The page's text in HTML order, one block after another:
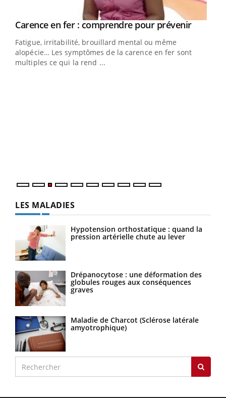
Youtube
Carence en fer : comprendre pour prévenirYoutube
Fatigue, irritabilité, brouillard mental ou même
alopécie… Les symptômes de la carence en fer sont
multiples ce qui la rend ...
Youtube
Insuline & Charge mentale : et si on osait en
En 2026, l'insuline dans le diabète de type 2 reste
entourée d'idées reçues chez les patients comme
LES MALADIES
Hypotension orthostatique : quand la
pression artérielle chute au lever
Drépanocytose : une déformation des
globules rouges aux conséquences
graves
Maladie de Charcot (Sclérose latérale
amyotrophique)